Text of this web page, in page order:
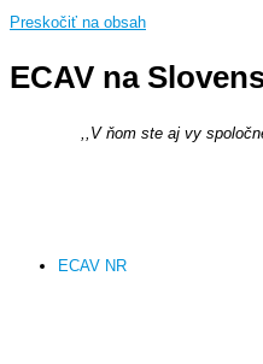
Preskočiť na obsah
ECAV na
,,V ňom ste aj vy
ECAV NR